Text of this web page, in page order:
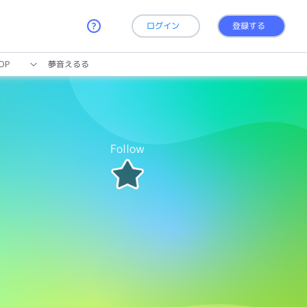
ログイン 登録する
夢音えるる
Follow